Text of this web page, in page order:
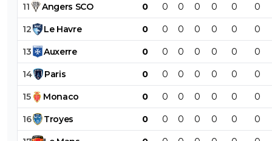
11 Angers SCO 0 0 0 0 0 0 0
12 Le Havre 0 0 0 0 0 0 0
13 Auxerre 0 0 0 0 0 0 0
14 Paris 0 0 0 0 0 0 0
15 Monaco 0 0 0 0 0 0 0
16 Troyes 0 0 0 0 0 0 0